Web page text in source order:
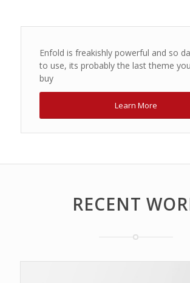
Enfold is freakishly powerful and so
to use, its probably the last theme
buy
Learn More
RECENT